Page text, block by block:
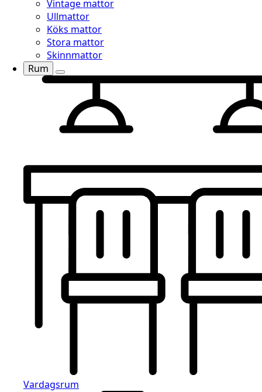
Vintage mattor
Ullmattor
Köks mattor
Stora mattor
Skinnmattor
Rum
Vardagsrum